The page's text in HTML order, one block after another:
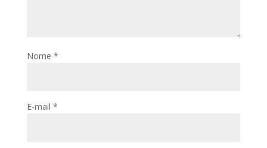
Nome *
E-mail *